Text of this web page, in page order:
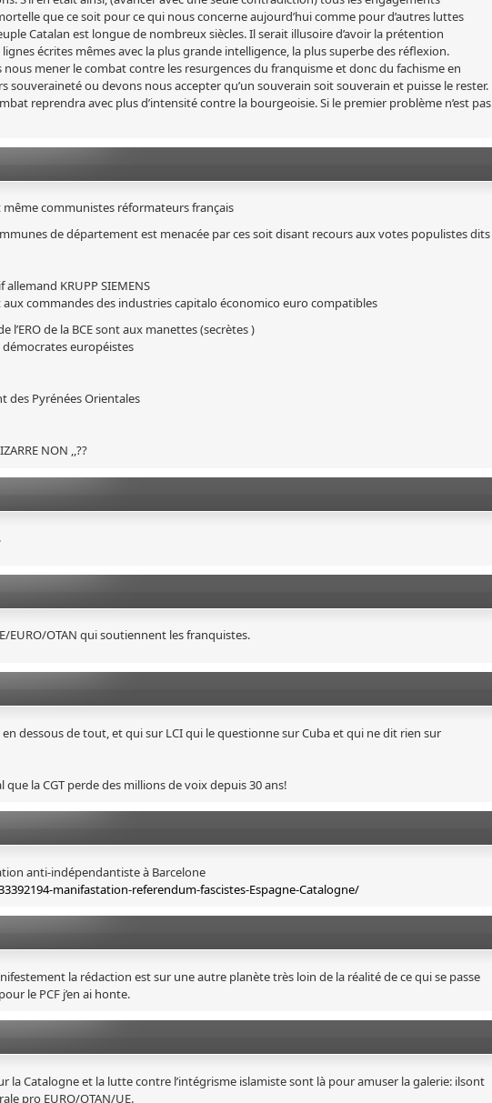
que ce soit pour ce qui nous concerne aujourd’hui comme pour d’autres luttes
Catalan est longue de nombreux siècles. Il serait illusoire d’avoir la prétention
écrites mêmes avec la plus grande intelligence, la plus superbe des réflexion.
mener le combat contre les resurgences du franquisme et donc du fachisme en
souveraineté ou devons nous accepter qu’un souverain soit souverain et puisse le rester.
reprendra avec plus d’intensité contre la bourgeoisie. Si le premier problème n’est pas
communistes réformateurs français
de département est menacée par ces soit disant recours aux votes populistes dits
KRUPP SIEMENS
aux commandes des industries capitalo économico euro compatibles
de la BCE sont aux manettes (secrètes )
européistes
des Pyrénées Orientales
NON ,,??
EURO/OTAN qui soutiennent les franquistes.
dessous de tout, et qui sur LCI qui le questionne sur Cuba et qui ne dit rien sur
la CGT perde des millions de voix depuis 30 ans!
anti-indépendantiste à Barcelone
manifastation-referendum-fascistes-Espagne-Catalogne/
la rédaction est sur une autre planète très loin de la réalité de ce qui se passe
le PCF j’en ai honte.
la Catalogne et la lutte contre l’intégrisme islamiste sont là pour amuser la galerie: ilsont
pro EURO/OTAN/UE.